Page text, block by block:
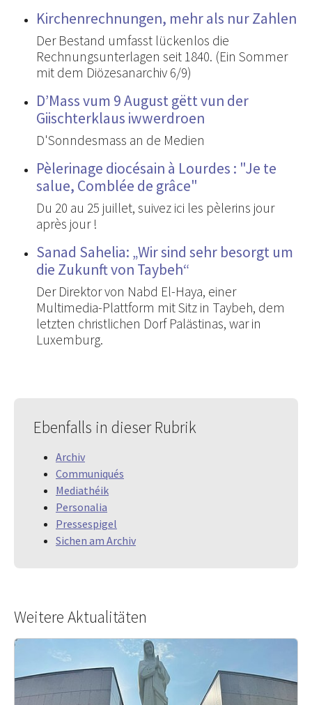
Kirchenrechnungen, mehr als nur Zahlen
Der Bestand umfasst lückenlos die
Rechnungsunterlagen seit 1840. (Ein Sommer
mit dem Diözesanarchiv 6/9)
D’Mass vum 9 August gëtt vun der
Giischterklaus iwwerdroen
D'Sonndesmass an de Medien
Pèlerinage diocésain à Lourdes : "Je te
salue, Comblée de grâce"
Du 20 au 25 juillet, suivez ici les pèlerins jour
après jour !
Sanad Sahelia: „Wir sind sehr besorgt um
die Zukunft von Taybeh“
Der Direktor von Nabd El-Haya, einer
Multimedia-Plattform mit Sitz in Taybeh, dem
letzten christlichen Dorf Palästinas, war in
Luxemburg.
Ebenfalls in dieser Rubrik
Archiv
Communiqués
Mediathéik
Personalia
Pressespigel
Sichen am Archiv
Weitere Aktualitäten